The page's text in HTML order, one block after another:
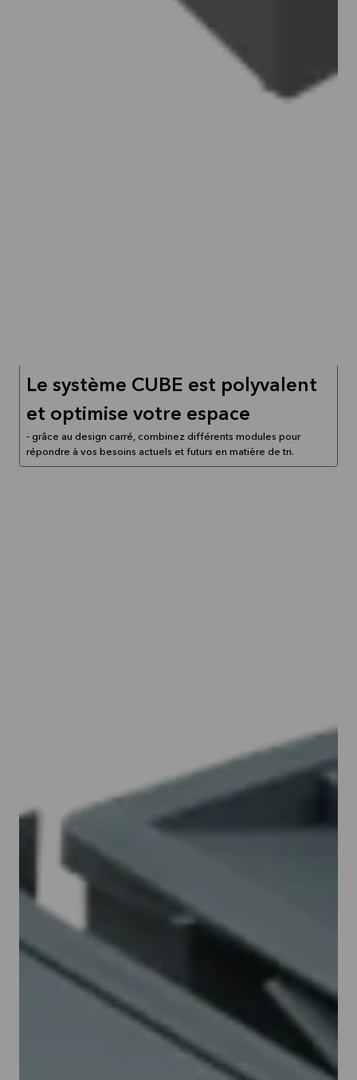
Le système CUBE est polyvalent
et optimise votre espace
- grâce au design carré, combinez différents modules pour
répondre à vos besoins actuels et futurs en matière de tri.